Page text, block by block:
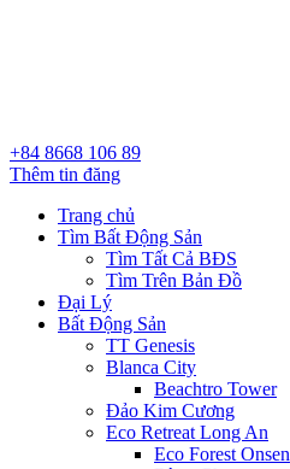
+84 8668 106 89
Thêm tin đăng
Trang chủ
Tìm Bất Động Sản
Tìm Tất Cả BĐS
Tìm Trên Bản Đồ
Đại Lý
Bất Động Sản
TT Genesis
Blanca City
Beachtro Tower
Đảo Kim Cương
Eco Retreat Long An
Eco Forest Onsen